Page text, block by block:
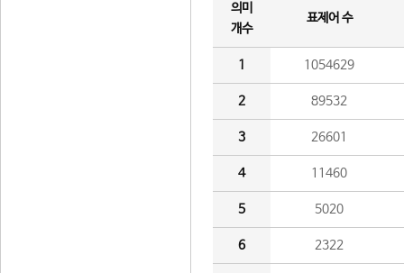
의미
개수
표제어 수
1 1054629
2 89532
3 26601
4 11460
5 5020
6 2322